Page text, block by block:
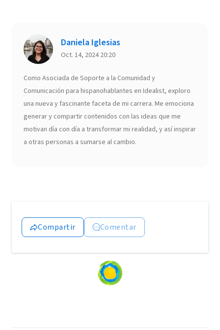
Daniela Iglesias
Oct. 14, 2024 20:20
Como Asociada de Soporte a la Comunidad y
Comunicación para hispanohablantes en Idealist, exploro
una nueva y fascinante faceta de mi carrera. Me emociona
generar y compartir contenidos con las ideas que me
motivan día con día a transformar mi realidad, y así inspirar
a otras personas a sumarse al cambio.
Compartir Comentar
Loading